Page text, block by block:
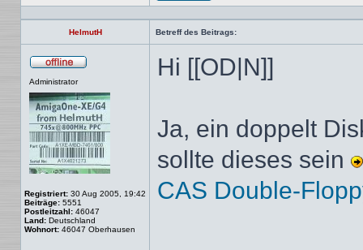
Profil
HelmutH Betreff des Beitrags:
Administrator
Registriert: 30 Aug 2005, 19:42
Beiträge: 5551
Postleitzahl: 46047
Land: Deutschland
Wohnort: 46047 Oberhausen
Hi [[OD|N]]
Ja, ein doppelt
sollte dieses sein
CAS Double-